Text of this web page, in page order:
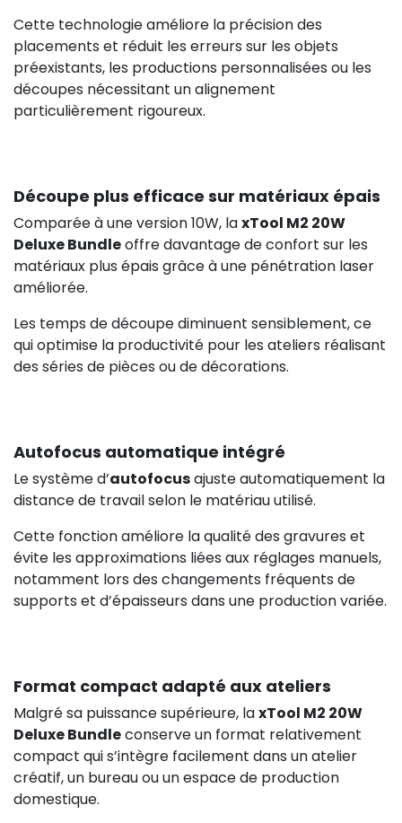
Cette technologie améliore la précision des
placements et réduit les erreurs sur les objets
préexistants, les productions personnalisées ou les
découpes nécessitant un alignement
particulièrement rigoureux.
Découpe plus efficace sur matériaux épais
Comparée à une version 10W, laxTool M2 20W
Deluxe Bundleoffre davantage de confort sur les
matériaux plus épais grâce à une pénétration laser
améliorée.
Les temps de découpe diminuent sensiblement, ce
qui optimise la productivité pour les ateliers réalisant
des séries de pièces ou de décorations.
Autofocus automatique intégré
Le système d’autofocusajuste automatiquement la
distance de travail selon le matériau utilisé.
Cette fonction améliore la qualité des gravures et
évite les approximations liées aux réglages manuels,
notamment lors des changements fréquents de
supports et d’épaisseurs dans une production variée.
Format compact adapté aux ateliers
Malgré sa puissance supérieure, laxTool M2 20W
Deluxe Bundleconserve un format relativement
compact qui s’intègre facilement dans un atelier
créatif, un bureau ou un espace de production
domestique.